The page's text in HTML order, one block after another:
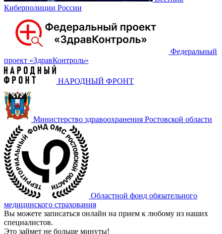
Киберполиции России
Федеральный
проект «‎ЗдравКонтроль»
НАРОДНЫЙ ФРОНТ
Министерство здравоохранения Ростовской области
Областной фонд обязательного
медицинского страхования
Вы можете записаться онлайн на прием к любому из наших
специалистов.
Это займет не больше минуты!